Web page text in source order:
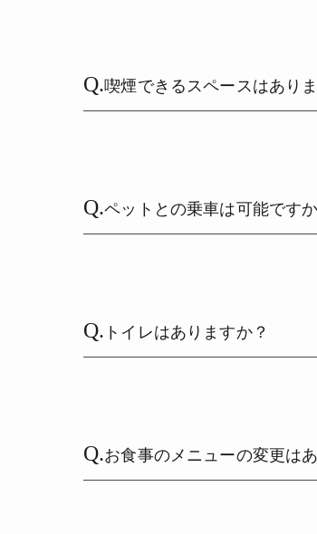
Q.喫煙できるスペースはあり
Q.ペットとの乗車は可能ですか
Q. トイレはありますか？
Q.お食事のメニューの変更は